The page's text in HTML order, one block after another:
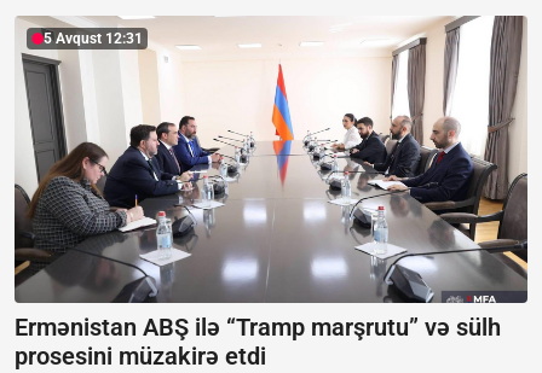
5 Avqust 12:31
Ermənistan ABŞ ilə “Tramp marşrutu” və sülh
prosesini müzakirə etdi